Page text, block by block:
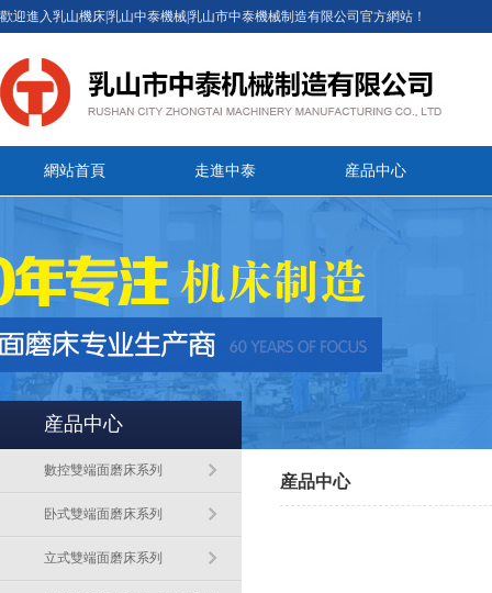
歡迎進入乳山機床|乳山中泰機械|乳山市中泰機械制造有限公司官方網站！
網站首頁 走進中泰 産品中心
産品中心
數控雙端面磨床系列
卧式雙端面磨床系列
立式雙端面磨床系列
産品中心